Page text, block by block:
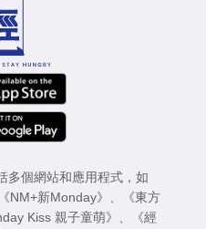
多個網站和應用程式，如
《NM+新Monday》
《東方
Kiss 親子童萌》
《經